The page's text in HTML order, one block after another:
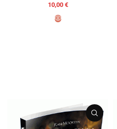
10,00 €